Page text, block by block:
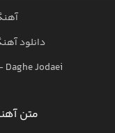
دانلود
Daghe Jodaei
متن